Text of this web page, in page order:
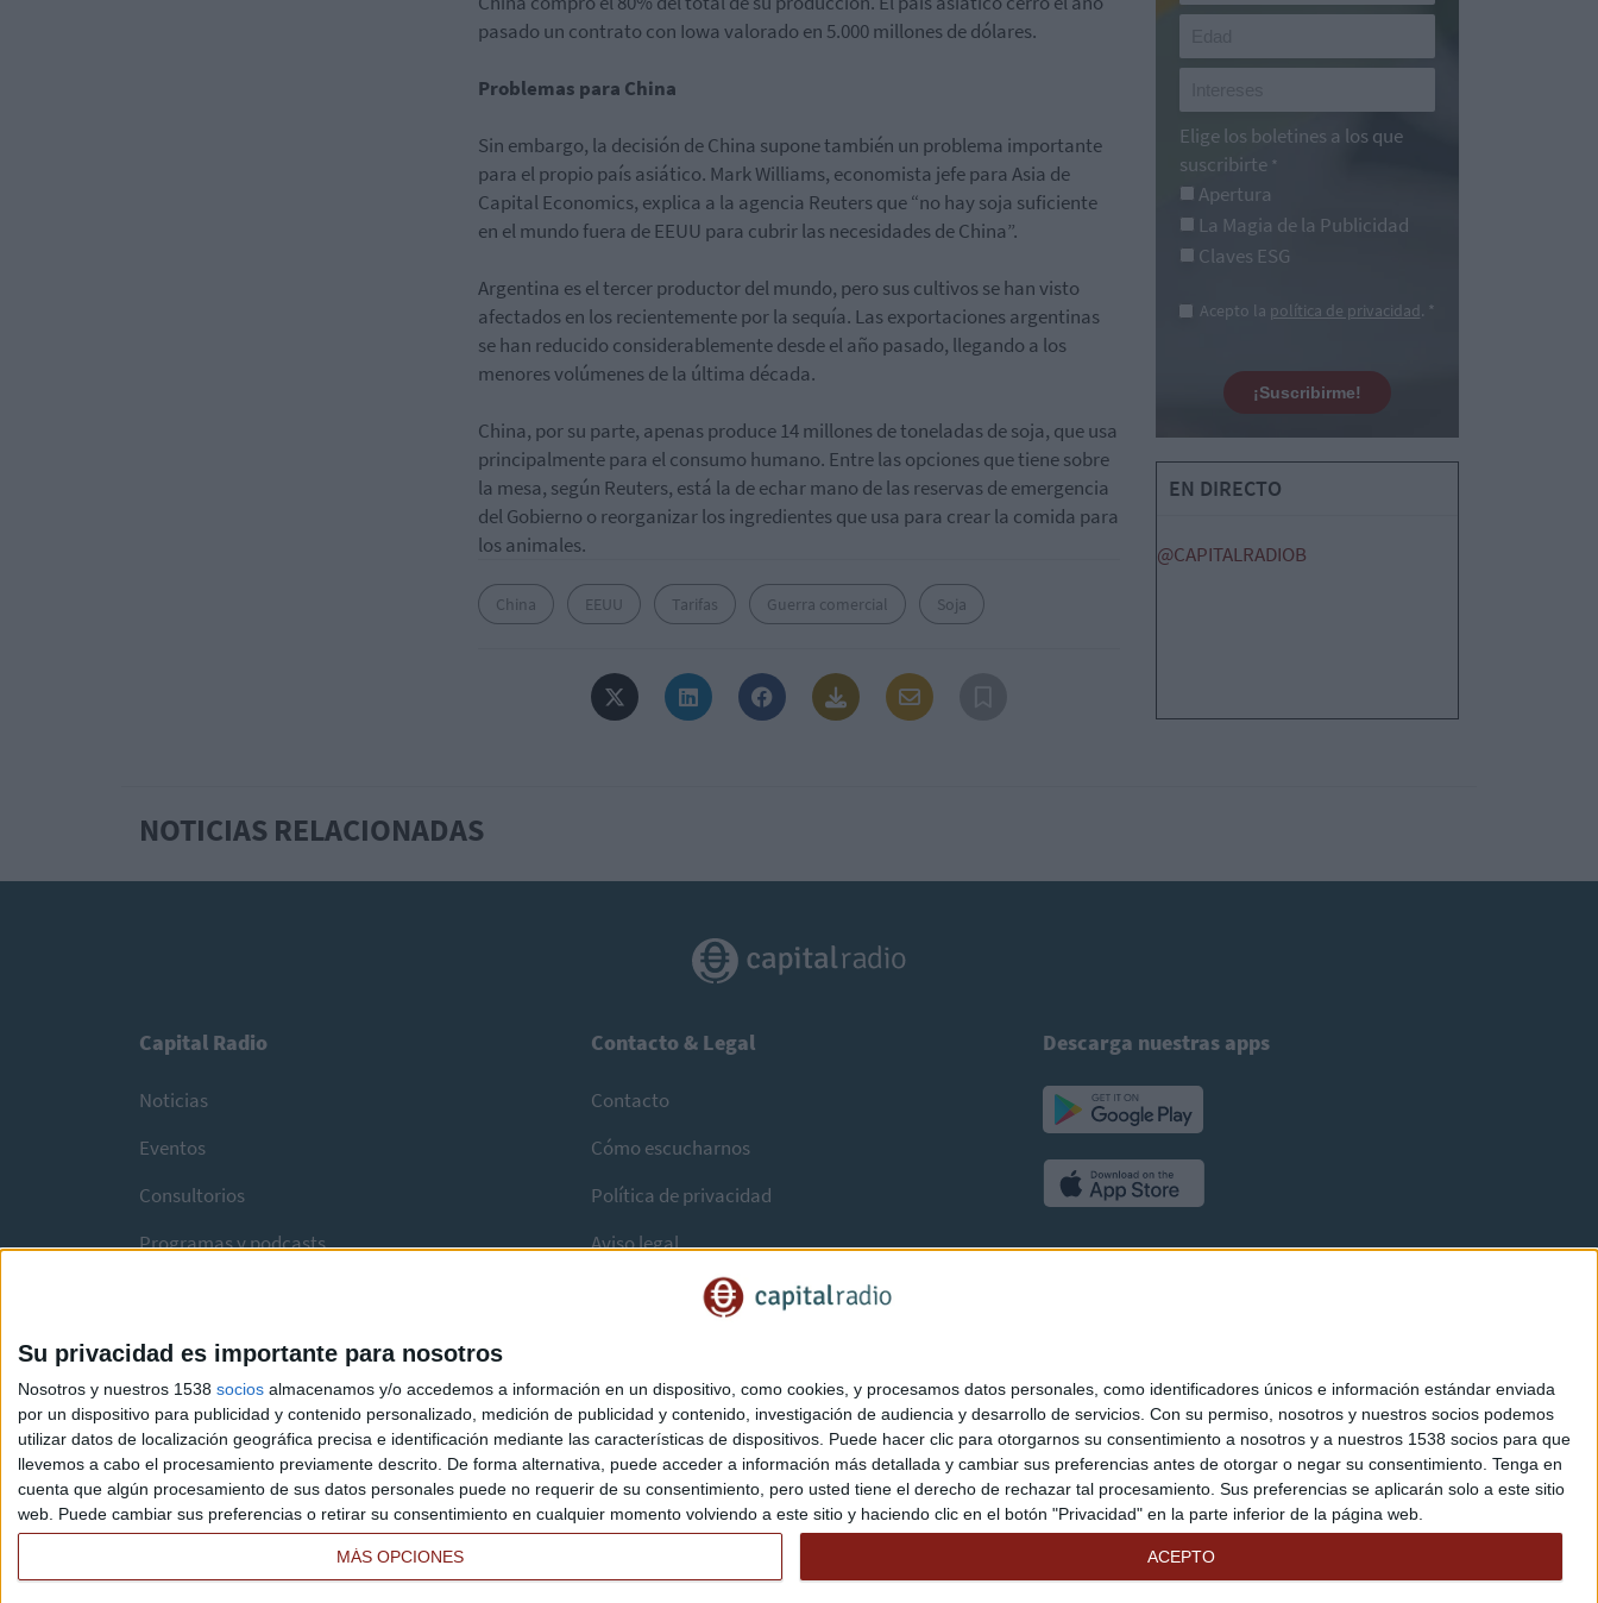
Su privacidad es importante para nosotros
Nosotros y nuestros 1538 socios almacenamos y/o accedemos a información en un dispositivo, como cookies, y procesamos datos personales, como identificadores únicos e información estándar enviada
por un dispositivo para publicidad y contenido personalizado, medición de publicidad y contenido, investigación de audiencia y desarrollo de servicios. Con su permiso, nosotros y nuestros socios podemos
utilizar datos de localización geográfica precisa e identificación mediante las características de dispositivos. Puede hacer clic para otorgarnos su consentimiento a nosotros y a nuestros 1538 socios para que
llevemos a cabo el procesamiento previamente descrito. De forma alternativa, puede acceder a información más detallada y cambiar sus preferencias antes de otorgar o negar su consentimiento. Tenga en
cuenta que algún procesamiento de sus datos personales puede no requerir de su consentimiento, pero usted tiene el derecho de rechazar tal procesamiento. Sus preferencias se aplicarán solo a este sitio
web. Puede cambiar sus preferencias o retirar su consentimiento en cualquier momento volviendo a este sitio y haciendo clic en el botón "Privacidad" en la parte inferior de la página web.
MÁS OPCIONES ACEPTO
pasado un contrato con Iowa valorado en 5.000 millones de dólares.
Problemas para China
Sin embargo, la decisión de China supone también un problema importante
para el propio país asiático. Mark Williams, economista jefe para Asia de
Capital Economics, explica a la agencia Reuters que “no hay soja suficiente
en el mundo fuera de EEUU para cubrir las necesidades de China”.
Argentina es el tercer productor del mundo, pero sus cultivos se han visto
afectados en los recientemente por la sequía. Las exportaciones argentinas
se han reducido considerablemente desde el año pasado, llegando a los
menores volúmenes de la última década.
China, por su parte, apenas produce 14 millones de toneladas de soja, que usa
principalmente para el consumo humano. Entre las opciones que tiene sobre
la mesa, según Reuters, está la de echar mano de las reservas de emergencia
del Gobierno o reorganizar los ingredientes que usa para crear la comida para
los animales.
China EEUU Tarifas Guerra comercial Soja
Elige los boletines a los que
suscribirte *
Apertura
La Magia de la Publicidad
Claves ESG
Acepto la política de privacidad. *
¡Suscribirme!
EN DIRECTO
@CAPITALRADIOB
NOTICIAS RELACIONADAS
Capital Radio
Noticias
Eventos
Consultorios
Programas y podcasts
Contacto & Legal
Contacto
Cómo escucharnos
Política de privacidad
Aviso legal
Descarga nuestras apps